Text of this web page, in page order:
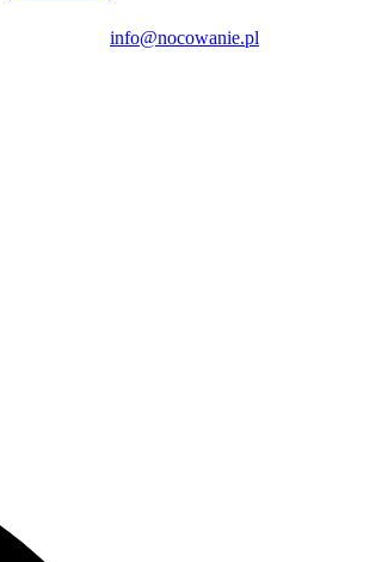
info@nocowanie.pl